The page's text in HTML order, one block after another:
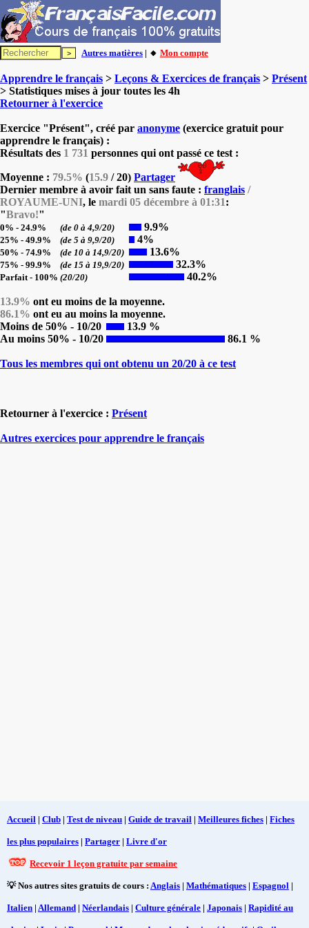
Autres matières | 🔸 Mon compte
Apprendre le français > Leçons & Exercices de français > Présent
> Statistiques mises à jour toutes les 4h
Retourner à l'exercice
Exercice "Présent", créé par anonyme (exercice gratuit pour
apprendre le français) :
Résultats des 1 731 personnes qui ont passé ce test :
Moyenne : 79.5% (15.9 / 20) Partager
Dernier membre à avoir fait un sans faute : franglais /
ROYAUME-UNI, le mardi 05 décembre à 01:31:
"Bravo!"
0% - 24.9% (de 0 à 4,9/20) 9.9%
25% - 49.9% (de 5 à 9,9/20) 4%
50% - 74.9% (de 10 à 14,9/20) 13.6%
75% - 99.9% (de 15 à 19,9/20) 32.3%
Parfait - 100% (20/20) 40.2%
13.9% ont eu moins de la moyenne.
86.1% ont eu au moins la moyenne.
Moins de 50% - 10/20
13.9 %
Au moins 50% - 10/20
86.1 %
Tous les membres qui ont obtenu un 20/20 à ce test
Retourner à l'exercice : Présent
Autres exercices pour apprendre le français
Accueil | Club | Test de niveau | Guide de travail | Meilleures fiches | Fiches
les plus populaires | Partager | Livre d'or
Recevoir 1 leçon gratuite par semaine
💡 Nos autres sites gratuits de cours : Anglais | Mathématiques | Espagnol |
Italien | Allemand | Néerlandais | Culture générale | Japonais | Rapidité au